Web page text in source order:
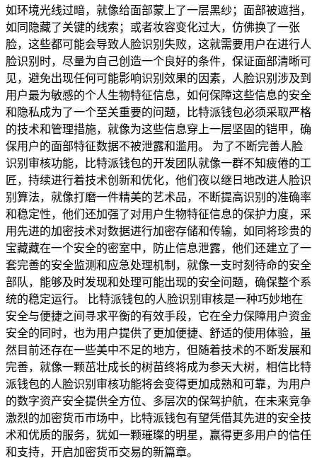
如环境光线过暗，就像给面部蒙上了一层黑纱；面部被遮挡，
如同隐藏了关键的线索；或者妆容变化过大，仿佛换了一张
脸，这些都可能会导致人脸识别失败，这就需要用户在进行人
脸识别时，尽量为自己创造一个良好的条件，保证面部清晰可
见，避免出现任何可能影响识别效果的因素，人脸识别涉及到
用户最为敏感的个人生物特征信息，如何保障这些信息的安全
和隐私成为了一个至关重要的问题，比特派钱包必须采取严格
的技术和管理措施，就像为这些信息穿上一层坚固的铠甲，确
保用户的面部特征数据不被泄露和滥用。 为了不断完善人脸
识别审核功能，比特派钱包的开发团队就像一群不知疲倦的工
匠，持续进行着技术创新和优化，他们夜以继日地改进人脸识
别算法，就像打磨一件精美的艺术品，不断提高识别的准确率
和稳定性，他们还加强了对用户生物特征信息的保护力度，采
用先进的加密技术对数据进行加密存储和传输，如同将珍贵的
宝藏藏在一个安全的密室中，防止信息泄露，他们还建立了一
套完善的安全监测和应急处理机制，就像一支时刻待命的安全
部队，能够及时发现和处理可能出现的安全问题，确保整个系
统的稳定运行。 比特派钱包的人脸识别审核是一种巧妙地在
安全与便捷之间寻求平衡的有效手段，它在全力保障用户资金
安全的同时，也为用户提供了更加便捷、舒适的使用体验，虽
然目前还存在一些美中不足的地方，但随着技术的不断发展和
完善，就像一颗茁壮成长的树苗终将成为参天大树，相信比特
派钱包的人脸识别审核功能将会变得更加成熟和可靠，为用户
的数字资产安全提供全方位、多层次的保驾护航，在未来竞争
激烈的加密货币市场中，比特派钱包有望凭借其先进的安全技
术和优质的服务，犹如一颗璀璨的明星，赢得更多用户的信任
和支持，开启加密货币交易的新篇章。